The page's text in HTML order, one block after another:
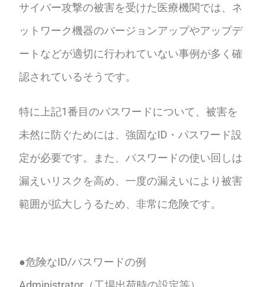
サイバー攻撃の被害を受けた医療機関では、ネ
ットワーク機器のバージョンアップやアップデ
ートなどが適切に行われていない事例が多く確
認されているそうです。
特に上記1番目のパスワードについて、被害を
未然に防ぐためには、強固なID・パスワード設
定が必要です。また、パスワードの使い回しは
漏えいリスクを高め、一度の漏えいにより被害
範囲が拡大しうるため、非常に危険です。
●危険なID/パスワードの例